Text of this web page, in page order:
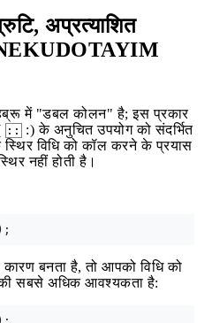
अप्रत्याशित
में "डबल कोलन" है; इस प्रकार
::
:) के अनुचित उपयोग को संदर्भित
विधि को कॉल करने के प्रयास
नहीं होती है।
बनता है, तो आपको विधि को
सबसे अधिक आवश्यकता है: